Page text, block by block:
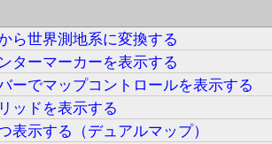
ら世界測地系に変換する
ターマーカーを表示する
ーでマップコントロールを表示する
ッドを表示する
表示する（デュアルマップ）